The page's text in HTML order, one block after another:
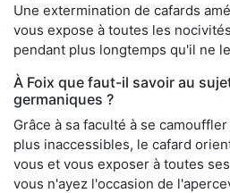
Une extermination de cafards
vous expose à toutes les
pendant plus longtemps qu'il ne
À Foix que faut-il savoir au
germaniques ?
Grâce à sa faculté à se
plus inaccessibles, le cafard
vous et vous exposer à toutes
vous n'ayez l'occasion de